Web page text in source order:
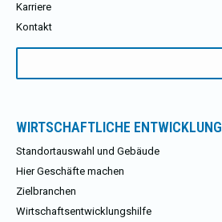
Karriere
Kontakt
WIRTSCHAFTLICHE ENTWICKLUNG
Standortauswahl und Gebäude
Hier Geschäfte machen
Zielbranchen
Wirtschaftsentwicklungshilfe